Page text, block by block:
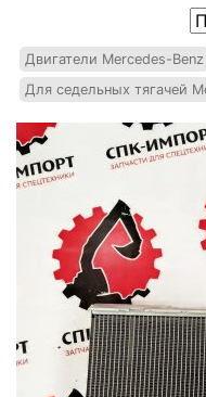
Двигатели Mercedes-Benz
Для седельных тягачей